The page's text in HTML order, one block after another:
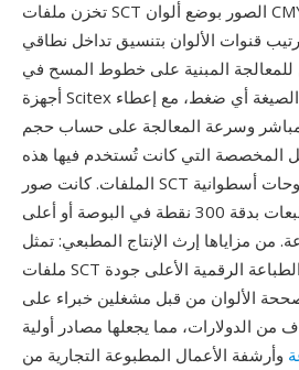
تخزن ملفات SCT الصور بوضع ألوان CMYK بعمق 8 بت لكل قناة
قنوات الألوان بتنسيق تداخل نطاقي
المبنية على خطوط المسح في
أجهزة Scitex الخاصة. لا تستخدم الصيغة أي ضغط، مع إعطاء
وسرعة المعالجة على حساب حجم
التي كانت تُستخدم فيها هذه
الملفات. كانت صور SCT كبيرة جداً عادة — مسوحات أسطوانية
عالية الدقة لشرائح وطبعات بدقة 300 نقطة في البوصة أو أعلى
من مزاياها إرث الإنتاج المطبعي: تمثل
ملفات SCT بعضاً من أعمال ما قبل الطباعة الرقمية الأعلى جودة
الألوان من قبل مشغلين خبراء على
من الدولارات، مما يجعلها مصادر أولية
وأرشفة الأعمال المطبوعة التجارية من